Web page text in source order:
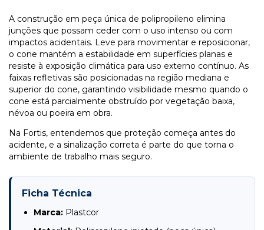
A construção em peça única de polipropileno elimina
junções que possam ceder com o uso intenso ou com
impactos acidentais. Leve para movimentar e reposicionar,
o cone mantém a estabilidade em superfícies planas e
resiste à exposição climática para uso externo contínuo. As
faixas refletivas são posicionadas na região mediana e
superior do cone, garantindo visibilidade mesmo quando o
cone está parcialmente obstruído por vegetação baixa,
névoa ou poeira em obra.
Na Fortis, entendemos que proteção começa antes do
acidente, e a sinalização correta é parte do que torna o
ambiente de trabalho mais seguro.
Ficha Técnica
Marca: Plastcor